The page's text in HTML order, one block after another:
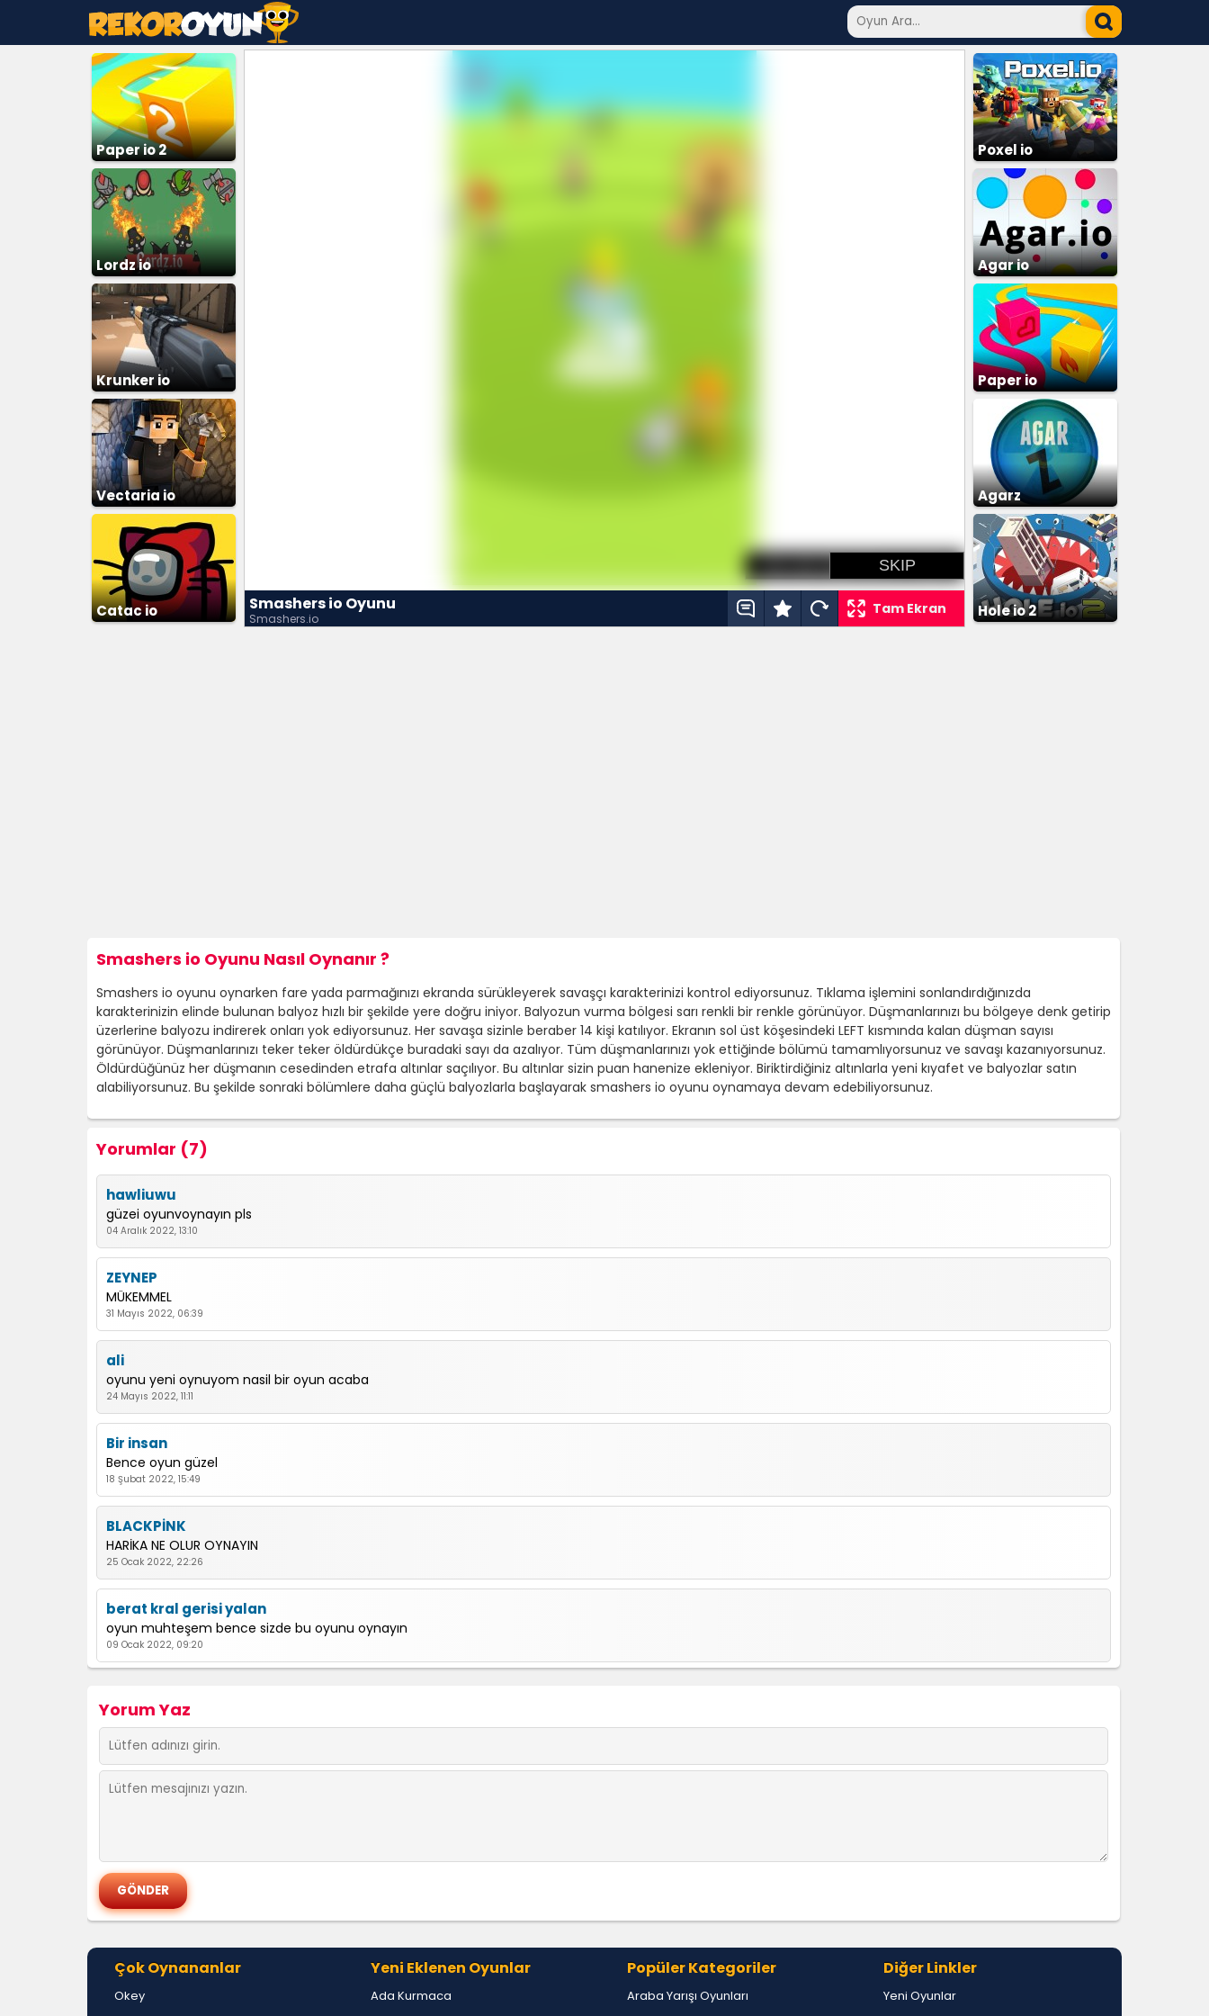
Paper io 2
Lordz io
Krunker io
Vectaria io
Catac io Smashers io Oyunu
Smashers.io
Tam Ekran
Poxel io
Agar io
Paper io
Agarz
Hole io 2
Smashers io Oyunu Nasıl Oynanır ?
Smashers io oyunu oynarken fare yada parmağınızı ekranda sürükleyerek savaşçı karakterinizi kontrol ediyorsunuz. Tıklama işlemini sonlandırdığınızda
karakterinizin elinde bulunan balyoz hızlı bir şekilde yere doğru iniyor. Balyozun vurma bölgesi sarı renkli bir renkle görünüyor. Düşmanlarınızı bu bölgeye denk getirip
üzerlerine balyozu indirerek onları yok ediyorsunuz. Her savaşa sizinle beraber 14 kişi katılıyor. Ekranın sol üst köşesindeki LEFT kısmında kalan düşman sayısı
görünüyor. Düşmanlarınızı teker teker öldürdükçe buradaki sayı da azalıyor. Tüm düşmanlarınızı yok ettiğinde bölümü tamamlıyorsunuz ve savaşı kazanıyorsunuz.
Öldürdüğünüz her düşmanın cesedinden etrafa altınlar saçılıyor. Bu altınlar sizin puan hanenize ekleniyor. Biriktirdiğiniz altınlarla yeni kıyafet ve balyozlar satın
alabiliyorsunuz. Bu şekilde sonraki bölümlere daha güçlü balyozlarla başlayarak smashers io oyunu oynamaya devam edebiliyorsunuz.
Yorumlar (7)
hawliuwu
güzei oyunvoynayın pls
04 Aralık 2022, 13:10
ZEYNEP
MÜKEMMEL
31 Mayıs 2022, 06:39
ali
oyunu yeni oynuyom nasil bir oyun acaba
24 Mayıs 2022, 11:11
Bir insan
Bence oyun güzel
18 Şubat 2022, 15:49
BLACKPİNK
HARİKA NE OLUR OYNAYIN
25 Ocak 2022, 22:26
berat kral gerisi yalan
oyun muhteşem bence sizde bu oyunu oynayın
09 Ocak 2022, 09:20
güzel oyun beğendim
08 Ocak 2022, 13:32
Yorum Yaz
Çok Oynananlar
Okey
Yeni Eklenen Oyunlar
Ada Kurmaca
Popüler Kategoriler
Araba Yarışı Oyunları
Diğer Linkler
Yeni Oyunlar